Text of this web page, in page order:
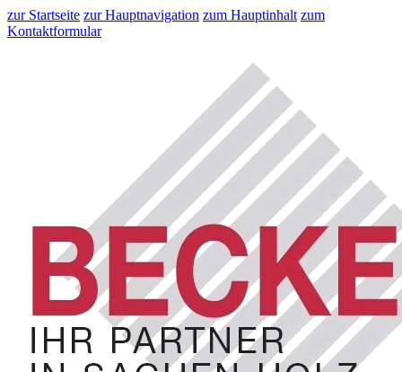
zur Startseite zur Hauptnavigation zum Hauptinhalt zum
Kontaktformular